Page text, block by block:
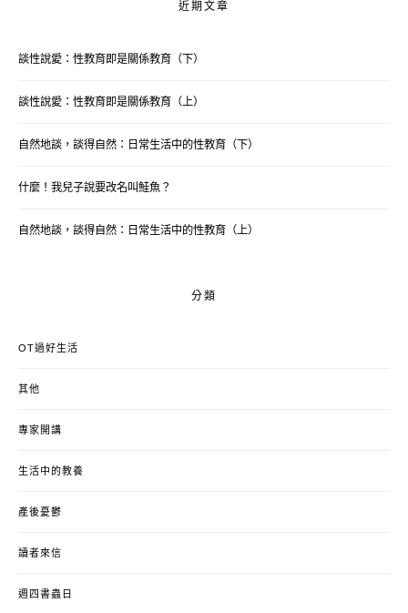
近期文章
談性說愛：性教育即是關係教育（下）
談性說愛：性教育即是關係教育（上）
自然地談，談得自然：日常生活中的性教育（下）
什麼！我兒子說要改名叫鮭魚？
自然地談，談得自然：日常生活中的性教育（上）
分類
OT過好生活
其他
專家開講
生活中的教養
產後憂鬱
讀者來信
週四書蟲日